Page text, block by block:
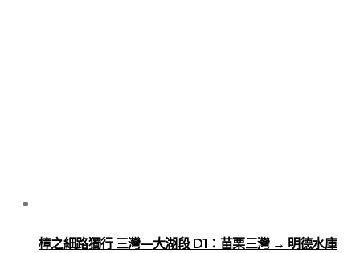
樟之細路獨行 三灣—大湖段 D1：苗栗三灣 → 明德水庫